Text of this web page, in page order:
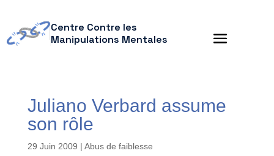
Centre Contre les
Manipulations Mentales
Juliano Verbard assume
son rôle
29 Juin 2009 | Abus de faiblesse